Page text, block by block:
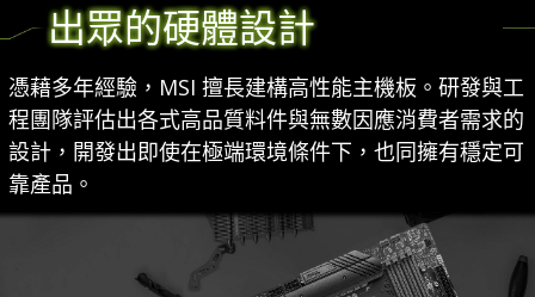
出眾的硬體設計
憑藉多年經驗，MSI 擅長建構高性能主機板。研發與工
程團隊評估出各式高品質料件與無數因應消費者需求的
設計，開發出即使在極端環境條件下，也同擁有穩定可
靠產品。